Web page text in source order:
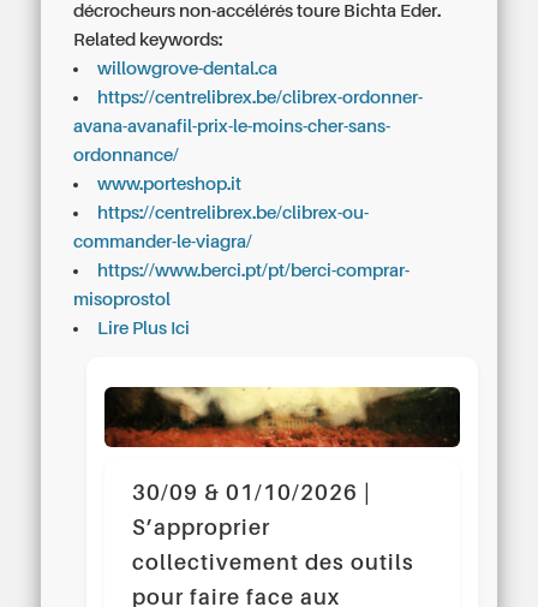
décrocheurs non-accélérés toure Bichta Eder.
Related keywords:
willowgrove-dental.ca
https://centrelibrex.be/clibrex-ordonner-
avana-avanafil-prix-le-moins-cher-sans-
ordonnance/
www.porteshop.it
https://centrelibrex.be/clibrex-ou-
commander-le-viagra/
https://www.berci.pt/pt/berci-comprar-
misoprostol
Lire Plus Ici
30/09 & 01/10/2026 |
S’approprier
collectivement des outils
pour faire face aux